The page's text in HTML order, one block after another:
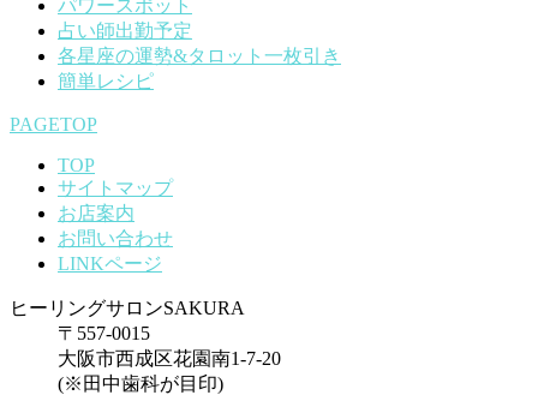
パワースポット
占い師出勤予定
各星座の運勢&タロット一枚引き
簡単レシピ
PAGETOP
TOP
サイトマップ
お店案内
お問い合わせ
LINKページ
ヒーリングサロンSAKURA
〒557-0015
大阪市西成区花園南1-7-20
(※田中歯科が目印)